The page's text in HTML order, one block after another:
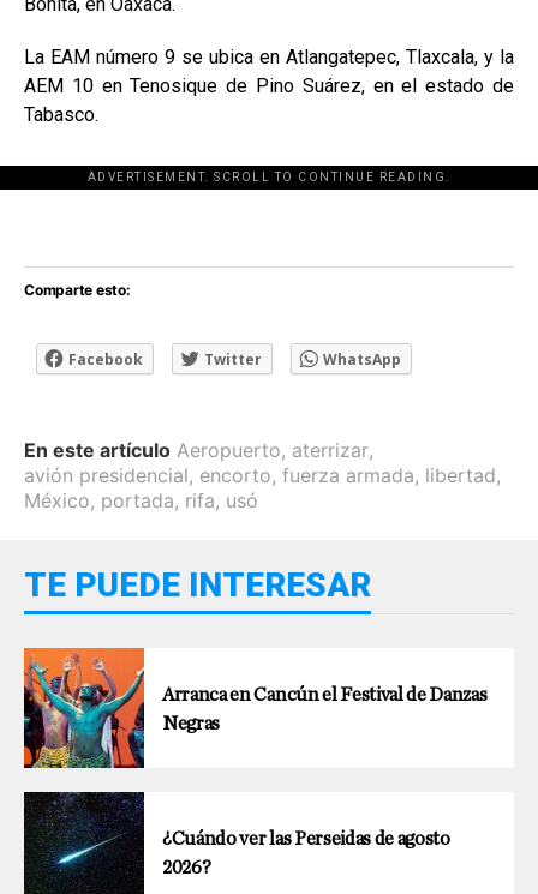
La EAM número 9 se ubica en Atlangatepec, Tlaxcala, y la
AEM 10 en Tenosique de Pino Suárez, en el estado de
Tabasco.
ADVERTISEMENT. SCROLL TO CONTINUE READING.
[adsforwp id="243463"]
Comparte esto:
Facebook Twitter WhatsApp
En este artículo Aeropuerto, aterrizar,
avión presidencial, encorto, fuerza armada, libertad,
México, portada, rifa, usó
TE PUEDE INTERESAR
Arranca en Cancún el Festival de Danzas
Negras
¿Cuándo ver las Perseidas de agosto
2026?